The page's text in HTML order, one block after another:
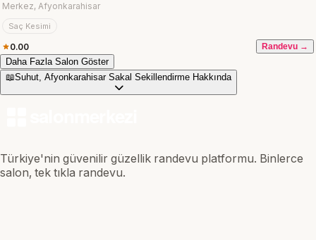
Merkez, Afyonkarahisar
Saç Kesimi
0.00 Randevu →
Daha Fazla Salon Göster
📖Suhut, Afyonkarahisar Sakal Sekillendirme Hakkında
Türkiye'nin güvenilir güzellik randevu platformu. Binlerce
salon, tek tıkla randevu.